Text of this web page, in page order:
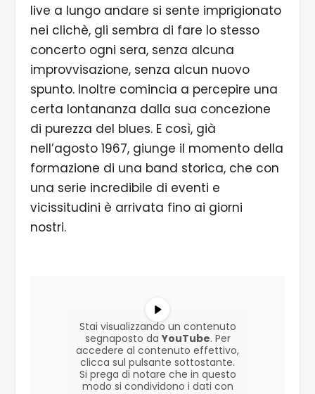
live a lungo andare si sente imprigionato
nei clichè, gli sembra di fare lo stesso
concerto ogni sera, senza alcuna
improvvisazione, senza alcun nuovo
spunto. Inoltre comincia a percepire una
certa lontananza dalla sua concezione
di purezza del blues. E così, già
nell’agosto 1967, giunge il momento della
formazione di una band storica, che con
una serie incredibile di eventi e
vicissitudini è arrivata fino ai giorni
nostri.
Stai visualizzando un contenuto
segnaposto daYouTube. Per
accedere al contenuto effettivo,
clicca sul pulsante sottostante.
Si prega di notare che in questo
modo si condividono i dati con